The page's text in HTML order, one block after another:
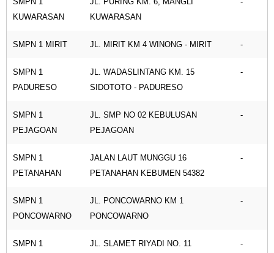
KUWARASAN
KUWARASAN
SMPN 1 MIRIT JL. MIRIT KM 4 WINONG - MIRIT -
SMPN 1
PADURESO
JL. WADASLINTANG KM. 15
SIDOTOTO - PADURESO
-
SMPN 1
PEJAGOAN
JL. SMP NO 02 KEBULUSAN
PEJAGOAN
-
SMPN 1
PETANAHAN
JALAN LAUT MUNGGU 16
PETANAHAN KEBUMEN 54382
-
SMPN 1
PONCOWARNO
JL. PONCOWARNO KM 1
PONCOWARNO
-
SMPN 1
JL. SLAMET RIYADI NO. 11
-